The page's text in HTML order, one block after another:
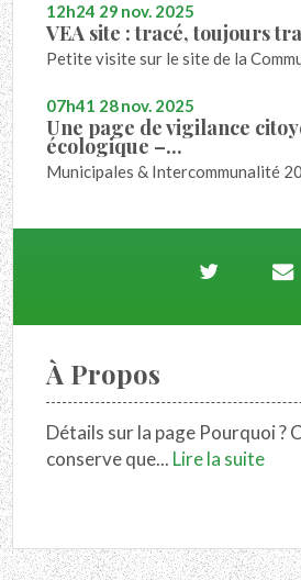
12h24 29 nov. 2025
VEA site : tracé, toujours
Petite visite sur le site de la
07h41 28nov. 2025
Une page de vigilance
écologique –...
Municipales & Intercommunalité
À Propos
Détails sur la page Pourquoi ?
conserve que... Lire la suite